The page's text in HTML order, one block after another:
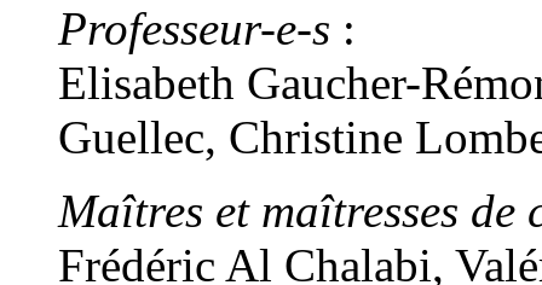
Professeur-e-s :
Elisabeth Gaucher-
Guellec, Christine
Maîtres et maîtresses de
Frédéric Al Chalabi,